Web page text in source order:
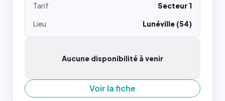
Tarif
Secteur 1
Lieu
Lunéville (54)
Aucune disponibilité à venir
Voir la fiche